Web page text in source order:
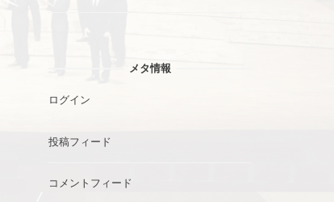
メタ情報
ログイン
投稿フィード
コメントフィード